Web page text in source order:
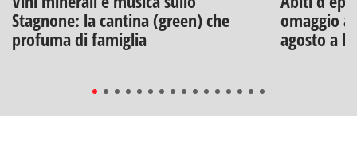
Stagnone: la cantina (green) che
profuma di famiglia
omaggio
agosto a